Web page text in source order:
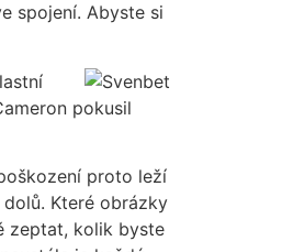
spojení. Abyste si
pokusil
proto leží
Které obrázky
zeptat, kolik byste